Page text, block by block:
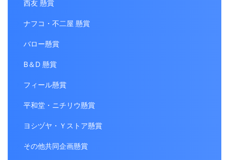
西友 懸賞
ナフコ・不二屋 懸賞
バロー懸賞
B＆D 懸賞
フィール懸賞
平和堂・ニチリウ懸賞
ヨシヅヤ・Ｙストア懸賞
その他共同企画懸賞